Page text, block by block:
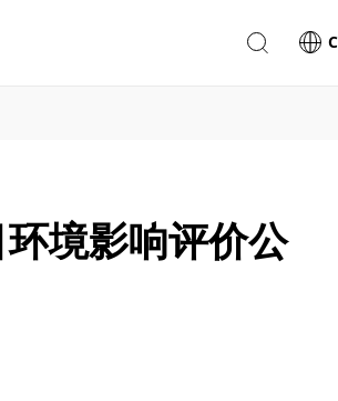
境影响评价公